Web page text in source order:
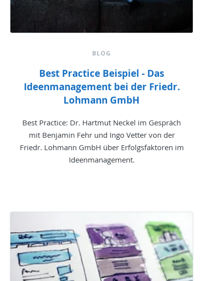
BLOG
Best Practice Beispiel - Das
Ideenmanagement bei der Friedr.
Lohmann GmbH
Best Practice: Dr. Hartmut Neckel im Gespräch
mit Benjamin Fehr und Ingo Vetter von der
Friedr. Lohmann GmbH über Erfolgsfaktoren im
Ideenmanagement.